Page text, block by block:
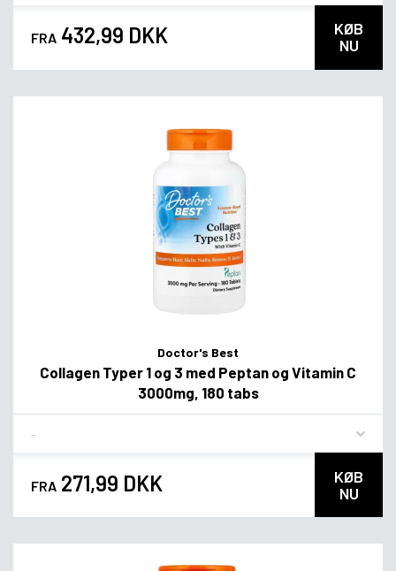
FRA 432,99 DKK
KØB
NU
Doctor's Best
Collagen Typer 1 og 3 med Peptan og Vitamin C
3000mg, 180 tabs
FRA 271,99 DKK
KØB
NU